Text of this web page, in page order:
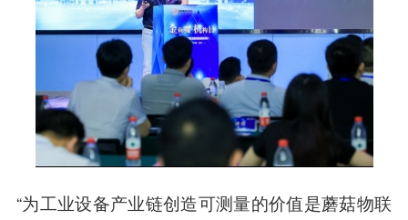
“为工业设备产业链创造可测量的价值是蘑菇物联